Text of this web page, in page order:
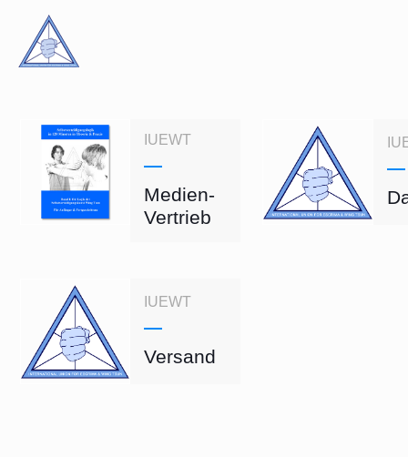
IUEWT
Medien-
Vertrieb
IUEWT
Versand